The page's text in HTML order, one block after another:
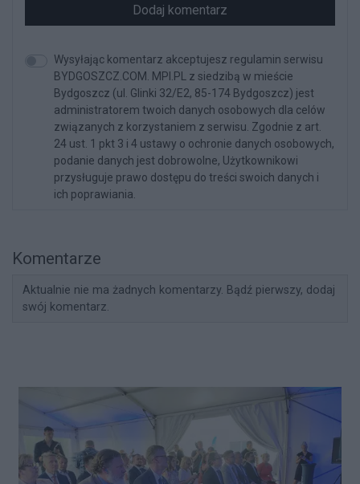
Dodaj komentarz
Wysyłając komentarz akceptujesz regulamin serwisu
BYDGOSZCZ.COM. MPI.PL z siedzibą w mieście
Bydgoszcz (ul. Glinki 32/E2, 85-174 Bydgoszcz) jest
administratorem twoich danych osobowych dla celów
związanych z korzystaniem z serwisu. Zgodnie z art.
24 ust. 1 pkt 3 i 4 ustawy o ochronie danych osobowych,
podanie danych jest dobrowolne, Użytkownikowi
przysługuje prawo dostępu do treści swoich danych i
ich poprawiania.
Komentarze
Aktualnie nie ma żadnych komentarzy. Bądź pierwszy, dodaj
swój komentarz.